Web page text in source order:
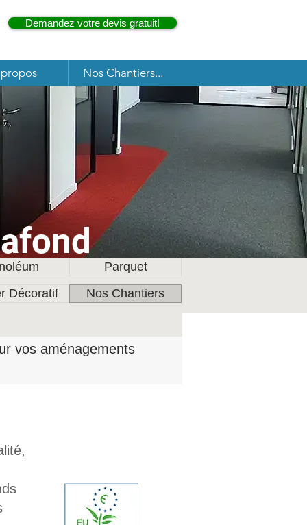
Demandez votre devis gratuit!
Nos Chantiers...
vos aménagements
Parquet
Décoratif
Nos Chantiers